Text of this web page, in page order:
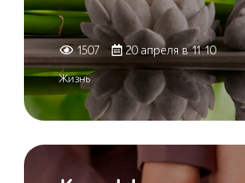
1507 20 апреля в 11:10
Жизнь